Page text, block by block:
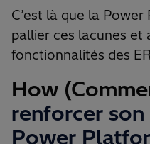
C’est là que la
pallier ces lacunes et
fonctionnalités des
How
renforcer son
Power